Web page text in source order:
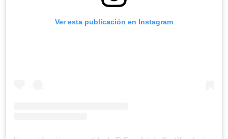
Ver esta publicación en Instagram